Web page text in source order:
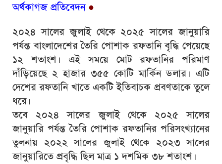
অর্থকাগজ প্রতিবেদন ●
২০২৪ সালের জুলাই থেকে ২০২৫ সালের জানুয়ারি
পর্যন্ত বাংলাদেশের তৈরি পোশাক রফতানি বৃদ্ধি পেয়েছে
১২ শতাংশ। এই সময়ে মোট রফতানির পরিমাণ
দাঁড়িয়েছে ২ হাজার ৩৫৫ কোটি মার্কিন ডলার। এটি
দেশের রফতানি খাতে একটি ইতিবাচক প্রবণতাকে তুলে
ধরে।
তবে ২০২৪ সালের জুলাই থেকে ২০২৫ সালের
জানুয়ারি পর্যন্ত তৈরি পোশাক রফতানির পরিসংখ্যানের
তুলনায় ২০২২ সালের জুলাই থেকে ২০২৩ সালের
জানুয়ারিতে প্রবৃদ্ধি ছিল মাত্র ১ দশমিক ৩৮ শতাংশ।